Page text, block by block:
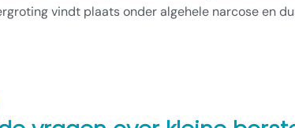
vindt plaats onder algehele narcose en